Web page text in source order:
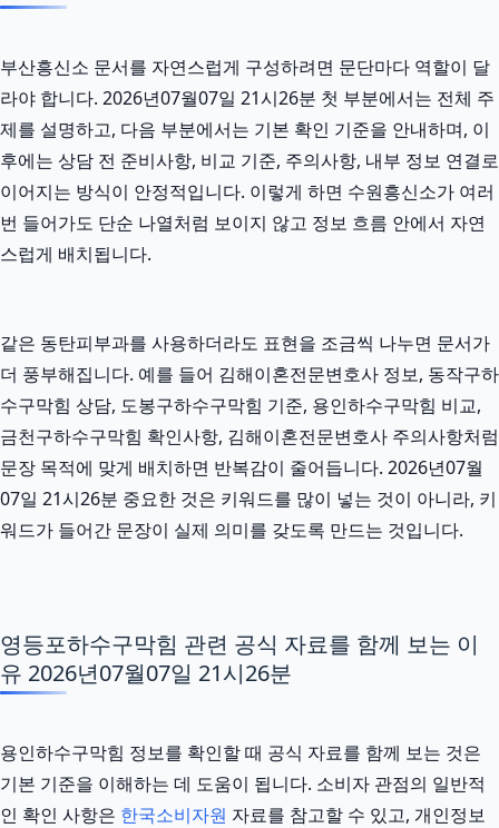
부산흥신소 문서를 자연스럽게 구성하려면 문단마다 역할이 달
라야 합니다. 2026년07월07일 21시26분 첫 부분에서는 전체 주
제를 설명하고, 다음 부분에서는 기본 확인 기준을 안내하며, 이
후에는 상담 전 준비사항, 비교 기준, 주의사항, 내부 정보 연결로
이어지는 방식이 안정적입니다. 이렇게 하면 수원흥신소가 여러
번 들어가도 단순 나열처럼 보이지 않고 정보 흐름 안에서 자연
스럽게 배치됩니다.
같은 동탄피부과를 사용하더라도 표현을 조금씩 나누면 문서가
더 풍부해집니다. 예를 들어 김해이혼전문변호사 정보, 동작구하
수구막힘 상담, 도봉구하수구막힘 기준, 용인하수구막힘 비교,
금천구하수구막힘 확인사항, 김해이혼전문변호사 주의사항처럼
문장 목적에 맞게 배치하면 반복감이 줄어듭니다. 2026년07월
07일 21시26분 중요한 것은 키워드를 많이 넣는 것이 아니라, 키
워드가 들어간 문장이 실제 의미를 갖도록 만드는 것입니다.
영등포하수구막힘 관련 공식 자료를 함께 보는 이
유 2026년07월07일 21시26분
용인하수구막힘 정보를 확인할 때 공식 자료를 함께 보는 것은
기본 기준을 이해하는 데 도움이 됩니다. 소비자 관점의 일반적
인 확인 사항은 한국소비자원 자료를 참고할 수 있고, 개인정보